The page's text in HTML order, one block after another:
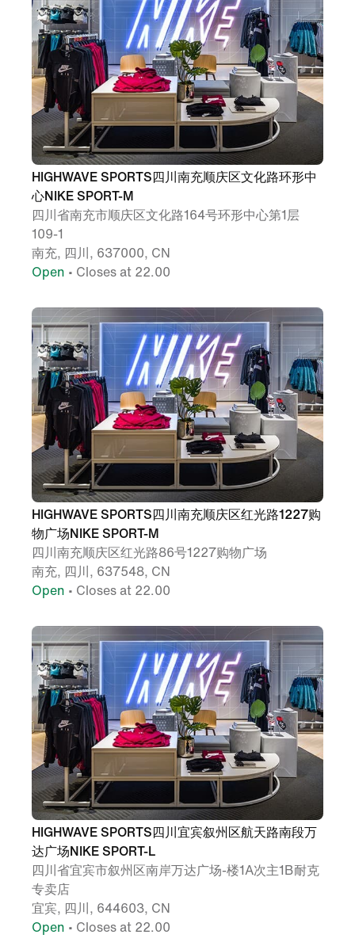
HIGHWAVE SPORTS四川南充顺庆区文化路环形中
心NIKE SPORT-M
四川省南充市顺庆区文化路164号环形中心第1层
109-1
南充, 四川, 637000, CN
Open • Closes at 22.00
HIGHWAVE SPORTS四川南充顺庆区红光路1227购
物广场NIKE SPORT-M
四川南充顺庆区红光路86号1227购物广场
南充, 四川, 637548, CN
Open • Closes at 22.00
HIGHWAVE SPORTS四川宜宾叙州区航天路南段万
达广场NIKE SPORT-L
四川省宜宾市叙州区南岸万达广场-楼1A次主1B耐克
专卖店
宜宾, 四川, 644603, CN
Open • Closes at 22.00